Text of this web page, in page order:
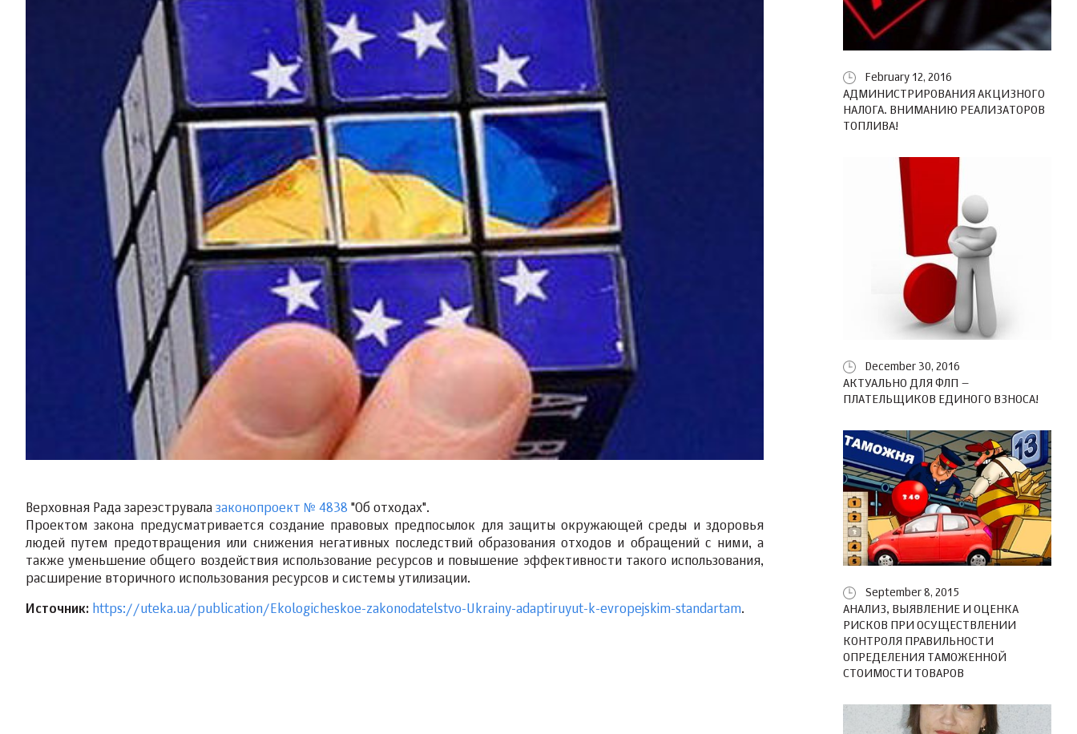
Верховная Рада зареэструвала законопроект № 4838 "Об отходах".
Проектом закона предусматривается создание правовых предпосылок для защиты окружающей среды и здоровья
людей путем предотвращения или снижения негативных последствий образования отходов и обращений с ними, а
также уменьшение общего воздействия использование ресурсов и повышение эффективности такого использования,
расширение вторичного использования ресурсов и системы утилизации.
Источник: https://uteka.ua/publication/Ekologicheskoe-zakonodatelstvo-Ukrainy-adaptiruyut-k-evropejskim-standartam.
February 12, 2016
АДМИНИСТРИРОВАНИЯ АКЦИЗНОГО
НАЛОГА. ВНИМАНИЮ РЕАЛИЗАТОРОВ
ТОПЛИВА!
December 30, 2016
АКТУАЛЬНО ДЛЯ ФЛП –
ПЛАТЕЛЬЩИКОВ ЕДИНОГО ВЗНОСА!
September 8, 2015
АНАЛИЗ, ВЫЯВЛЕНИЕ И ОЦЕНКА
РИСКОВ ПРИ ОСУЩЕСТВЛЕНИИ
КОНТРОЛЯ ПРАВИЛЬНОСТИ
ОПРЕДЕЛЕНИЯ ТАМОЖЕННОЙ
СТОИМОСТИ ТОВАРОВ